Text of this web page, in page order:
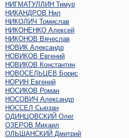
НИГМАТУЛЛИН Тимур
НИКАНДРОВ Нил
НИКОЛИЧ Томислав
НИКОНЕНКО Алексей
НИКОНОВ Вячеслав
НОВИК Александр
НОВИКОВ Евгений
НОВИКОВ Константин
НОВОСЕЛЬЦЕВ Борис
НОРИН Евгений
НОСИКОВ Роман
НОСОВИЧ Александр
НОССЕЛ Сьюзан
ОДИНЦОВСКИЙ Олег
ОЗЕРОВ Михаил
ОЛЬШАНСКИЙ Дмитрий